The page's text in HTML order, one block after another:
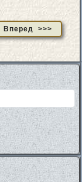
Вперед >>>